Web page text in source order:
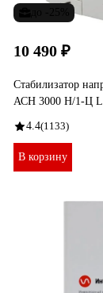
10 490 ₽
Стабилизатор
АСН 3000 Н/1-Ц
4.4(1133)
В корзину